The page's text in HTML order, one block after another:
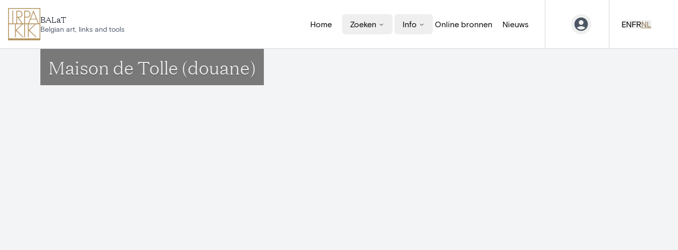
BALaT
Belgian art, links and tools
Home Zoeken Info Online bronnen Nieuws ENFRNL
Maison de Tolle (douane)